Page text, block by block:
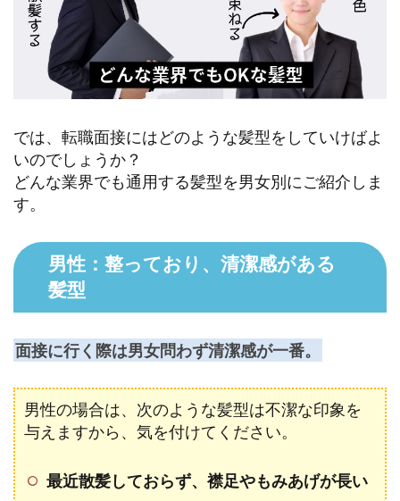
では、転職面接にはどのような髪型をしていけばよ
いのでしょうか？
どんな業界でも通用する髪型を男女別にご紹介しま
す。
男性：整っており、清潔感がある
髪型
面接に行く際は男女問わず清潔感が一番。
男性の場合は、次のような髪型は不潔な印象を
与えますから、気を付けてください。
最近散髪しておらず、襟足やもみあげが長い